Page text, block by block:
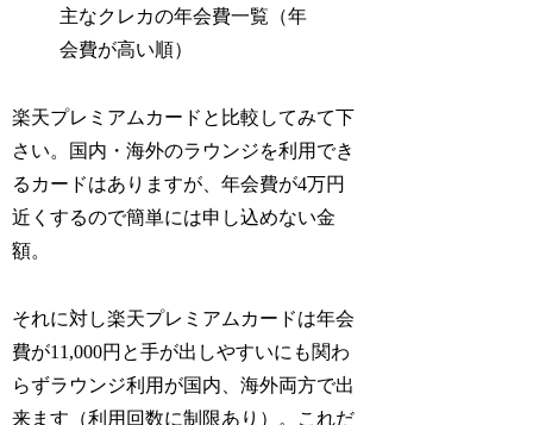
主なクレカの年会費一覧（年
会費が高い順）
楽天プレミアムカードと比較してみて下
さい。国内・海外のラウンジを利用でき
るカードはありますが、年会費が4万円
近くするので簡単には申し込めない金
額。
それに対し楽天プレミアムカードは年会
費が11,000円と手が出しやすいにも関わ
らずラウンジ利用が国内、海外両方で出
来ます（利用回数に制限あり）。これだ